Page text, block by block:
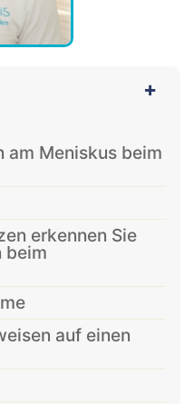
am Meniskus beim
erkennen Sie
beim
auf einen